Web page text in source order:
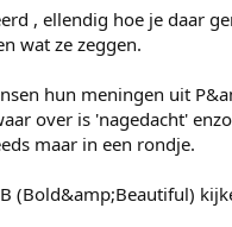
, ellendig hoe je daar
wat ze zeggen.
hun meningen uit
over is 'nagedacht'
maar in een rondje.
(Bold&amp;Beautiful)